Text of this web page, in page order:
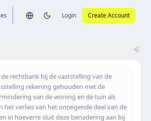
Switch language
Switch to dark theme
Login Create Account
rechtbank bij de vaststelling van de
rekening gehouden met de
van de woning en de tuin als
het verlies van het onteigende deel van de
in hoeverre sluit deze benadering aan bij